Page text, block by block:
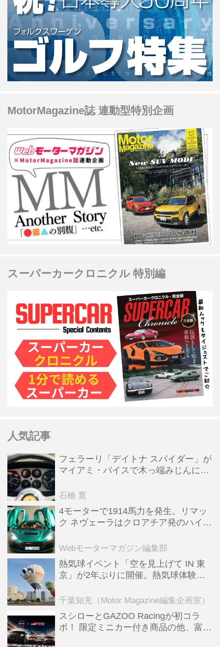
る。
MotorMagazine誌 連動型特別企画
スーパーカークロニクル 特別編
人気記事
フェラーリ「デイトナ スパイダー」が
マイアミ・バイスで木っ端みじんにな
石橋 寛
4モーターで1914馬力を発生。リマッ
ク ネヴェーラはクロアチア発のハイパ
全版／115】
Webモーターマガジン編集部
熱気球イベント「空を見上げて IN 東
京」が2年ぶりに開催。熱気球体験搭
ンテンツも
千葉知充（Motor Magazine編集企画室）
スシローとGAZOO Racingが初コラ
ボ！ 限定ミニカー付き商品の他、富士